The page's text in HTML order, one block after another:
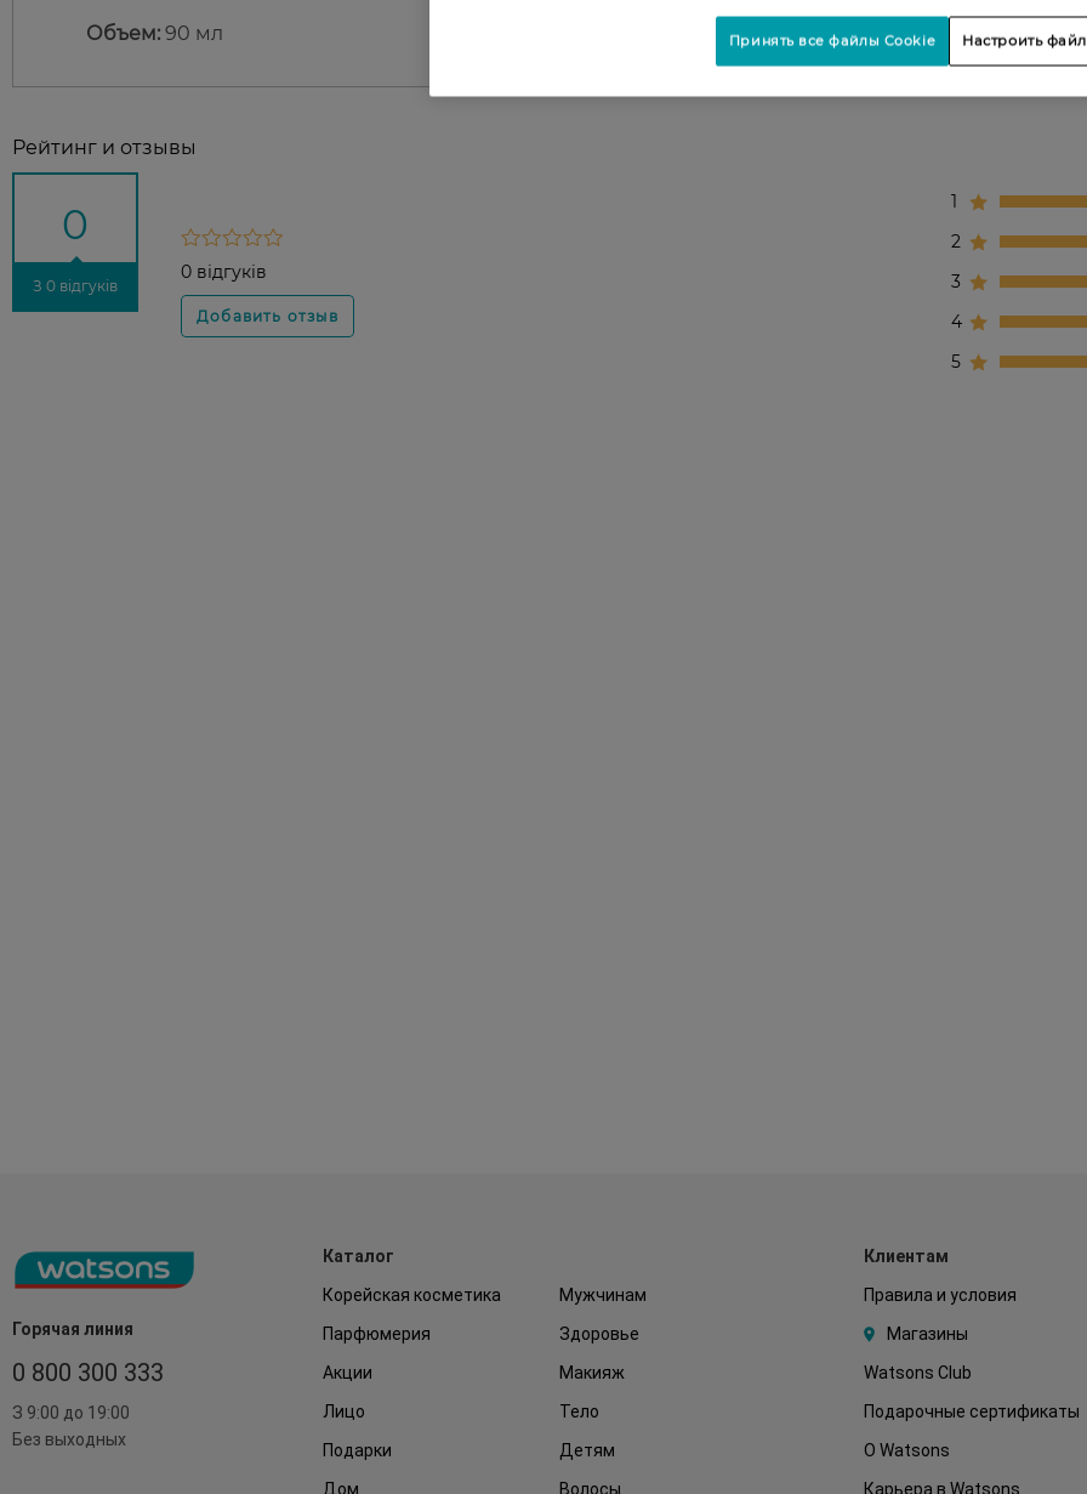
Объем: 90 мл
Рейтинг и отзывы
0
З 0 відгуків
0 відгуків
1
2
3
4
5
Горячая линия
0 800 300 333
З 9:00 до 19:00
Без выходных
Каталог
Корейская косметика
Мужчинам
Парфюмерия
Здоровье
Акции
Макияж
Лицо
Тело
Подарки
Детям
Дом
Волосы
Клиентам
Правила и условия
Магазины
Watsons Club
Подарочные сертификаты
О Watsons
Карьера в Watsons
Настроить
Принять все файлы Cookie